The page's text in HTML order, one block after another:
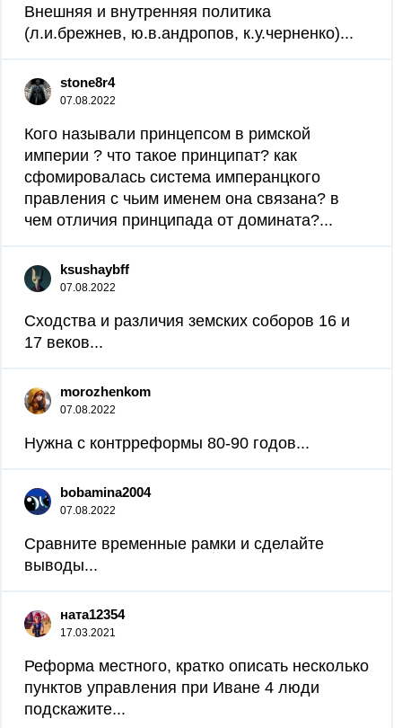
Внешняя и внутренняя политика
(л.и.брежнев, ю.в.андропов, к.у.черненко)...
stone8r4
07.08.2022
Кого называли принцепсом в римской
империи ? что такое принципат? как
сфомировалась система имперанцкого
правления с чьим именем она связана? в
чем отличия принципада от домината?...
ksushaybff
07.08.2022
Сходства и различия земских соборов 16 и
17 веков...
morozhenkom
07.08.2022
Нужна с контрреформы 80-90 годов...
bobamina2004
07.08.2022
Сравните временные рамки и сделайте
выводы...
ната12354
17.03.2021
Реформа местного, кратко описать несколько
пунктов управления при Иване 4 люди
подскажите...